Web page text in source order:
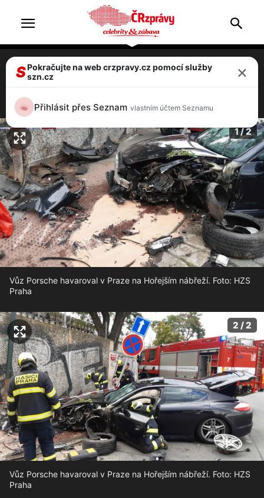
V centru Prahy bouralo Porsche.
1 / 2
Vůz Porsche havaroval v Praze na Hořejším nábřeží. Foto: HZS
Praha
2 / 2
Vůz Porsche havaroval v Praze na Hořejším nábřeží. Foto: HZS
Praha
SPokračujte na web crzpravy.cz pomocí služby
szn.cz
×
Přihlásit přes Seznam vlastním účtem Seznamu